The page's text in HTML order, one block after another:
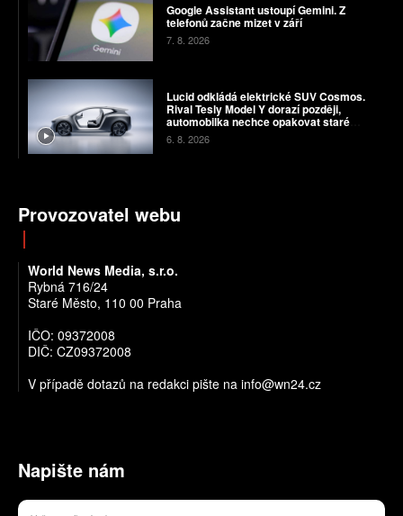
Google Assistant ustoupí Gemini. Z
telefonů začne mizet v září
7. 8. 2026
Lucid odkládá elektrické SUV Cosmos.
Rival Tesly Model Y dorazí později,
automobilka nechce opakovat staré
chyby
6. 8. 2026
Provozovatel webu
World News Media, s.r.o.
Rybná 716/24
Staré Město, 110 00 Praha
IČO: 09372008
DIČ: CZ09372008
V případě dotazů na redakci pište na info@wn24.cz
Napište nám